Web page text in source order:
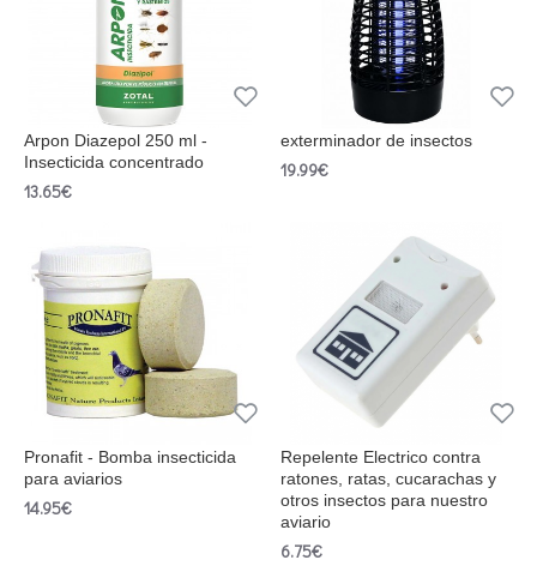
Arpon Diazepol 250 ml -
Insecticida concentrado
13.65€
exterminador de insectos
19.99€
Pronafit - Bomba insecticida
para aviarios
14.95€
Repelente Electrico contra
ratones, ratas, cucarachas y
otros insectos para nuestro
aviario
6.75€